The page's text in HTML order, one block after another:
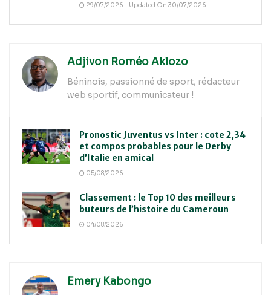
29/07/2026 - Updated On 30/07/2026
Adjivon Roméo Aklozo
Béninois, passionné de sport, rédacteur
web sportif, communicateur !
Pronostic Juventus vs Inter : cote 2,34
et compos probables pour le Derby
d’Italie en amical
05/08/2026
Classement : le Top 10 des meilleurs
buteurs de l’histoire du Cameroun
04/08/2026
Emery Kabongo